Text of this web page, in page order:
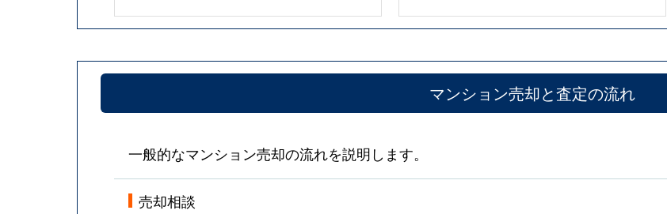
マンション売却と査定の流れ
一般的なマンション売却の流れを説明します。
売却相談